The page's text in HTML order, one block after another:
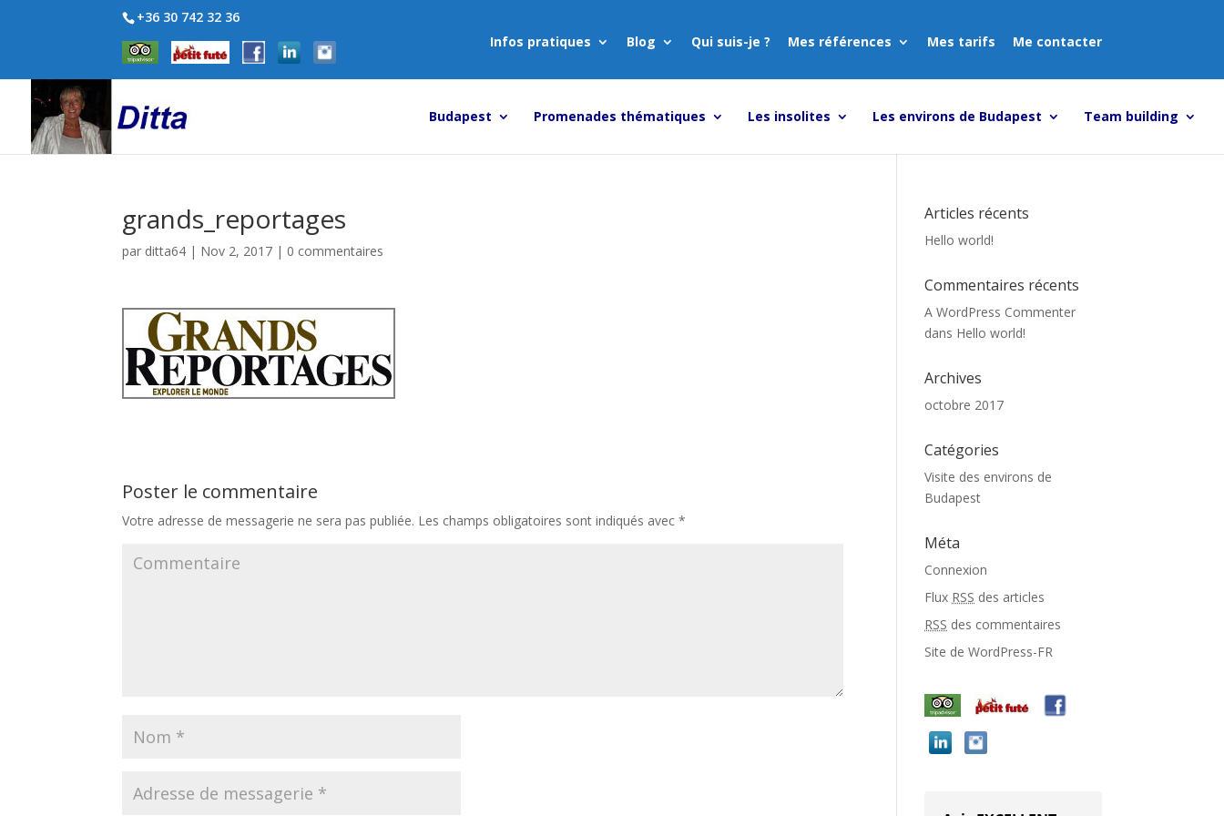
+36 30 742 32 36
Infos pratiques
Blog Qui suis-je ? Mes références Mes tarifs Me contacter
Budapest Promenades thématiques Les insolites Les environs de Budapest Team building
grands_reportages
par ditta64 | Nov 2, 2017 | 0 commentaires
Poster le commentaire
Votre adresse de messagerie ne sera pas publiée. Les champs obligatoires sont indiqués avec*
Articles récents
Hello world!
Commentaires récents
A WordPress Commenter
dans Hello world!
Archives
octobre 2017
Catégories
Visite des environs de
Budapest
Méta
Connexion
Flux RSS des articles
RSS des commentaires
Site de WordPress-FR